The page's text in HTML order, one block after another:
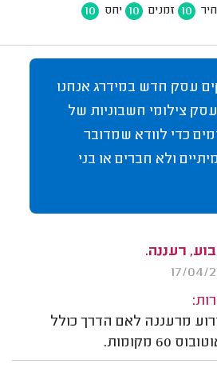
10 זמנים 10 יחס 10
עסק חדש במידרג אנחנו
צילומי חשבוניות של
כדי לוודא שמדובר
ולא חברים או בני
רעננה.
מרעננה לאם הדרך כולל
מקומות.